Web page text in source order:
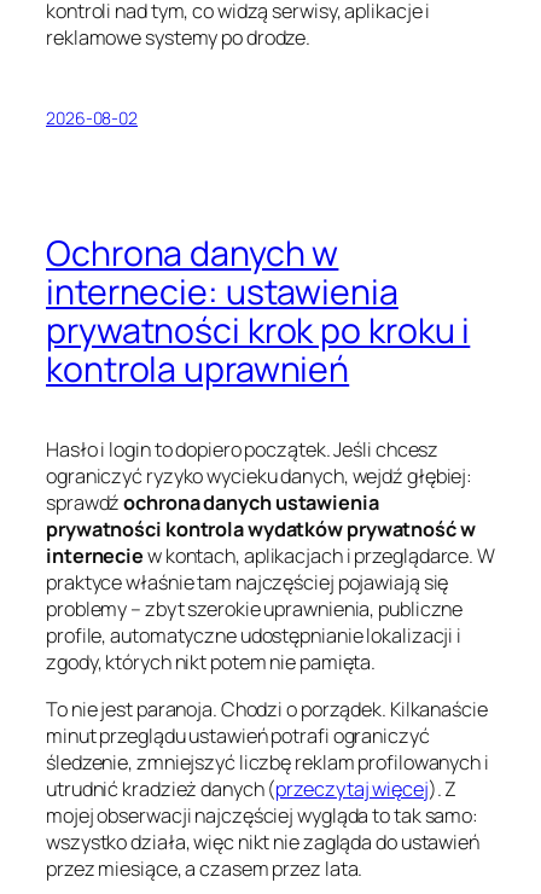
kontroli nad tym, co widzą serwisy, aplikacje i
reklamowe systemy po drodze.
2026-08-02
Ochrona danych w
internecie: ustawienia
prywatności krok po kroku i
kontrola uprawnień
Hasło i login to dopiero początek. Jeśli chcesz
ograniczyć ryzyko wycieku danych, wejdź głębiej:
sprawdźochrona danych ustawienia
prywatności kontrola wydatków prywatność w
interneciew kontach, aplikacjach i przeglądarce. W
praktyce właśnie tam najczęściej pojawiają się
problemy – zbyt szerokie uprawnienia, publiczne
profile, automatyczne udostępnianie lokalizacji i
zgody, których nikt potem nie pamięta.
To nie jest paranoja. Chodzi o porządek. Kilkanaście
minut przeglądu ustawień potrafi ograniczyć
śledzenie, zmniejszyć liczbę reklam profilowanych i
utrudnić kradzież danych (przeczytaj więcej). Z
mojej obserwacji najczęściej wygląda to tak samo:
wszystko działa, więc nikt nie zagląda do ustawień
przez miesiące, a czasem przez lata.